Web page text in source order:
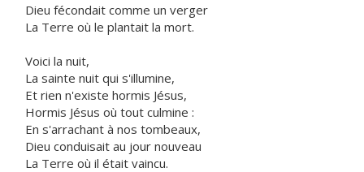
Dieu fécondait comme un verger
La Terre où le plantait la mort.
Voici la nuit,
La sainte nuit qui s'illumine,
Et rien n'existe hormis Jésus,
Hormis Jésus où tout culmine :
En s'arrachant à nos tombeaux,
Dieu conduisait au jour nouveau
La Terre où il était vaincu.